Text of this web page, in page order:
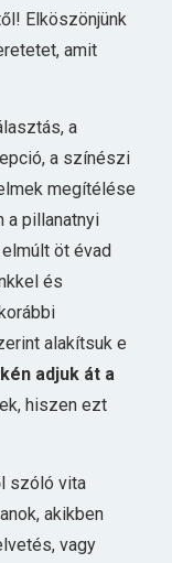
Elköszönjünk
amit
a
a színészi
megítélése
a pillanatnyi
öt évad
és
alakítsuk e
adjuk át a
hiszen ezt
szóló vita
akikben
vagy